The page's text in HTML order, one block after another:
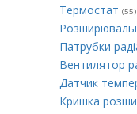
Термостат (55)
Патрубки
Вентилятор
Датчик
Кришка